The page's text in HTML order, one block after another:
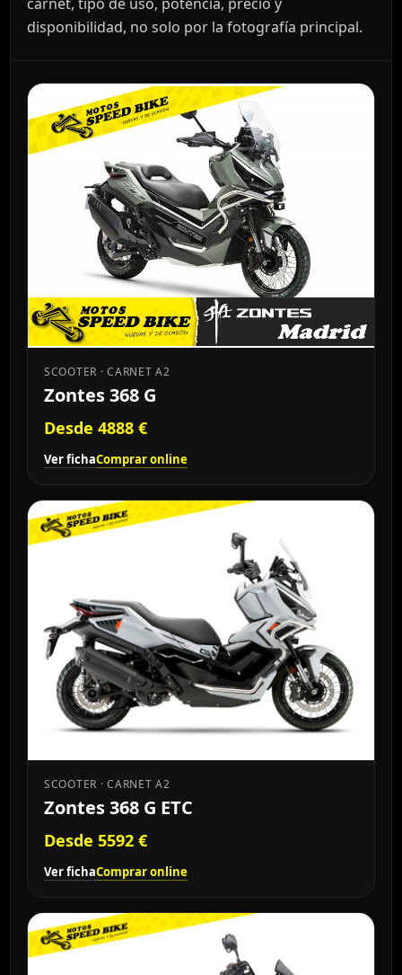
disponibilidad, no solo por la fotografía principal.
SCOOTER · CARNET A2
Zontes 368 G
Desde 4888 €
Ver fichaComprar online
SCOOTER · CARNET A2
Zontes 368 G ETC
Desde 5592 €
Ver fichaComprar online